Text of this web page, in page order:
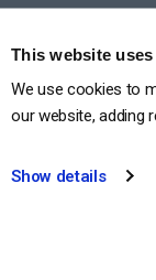
This website
We use cookies to
our website, adding
Show details